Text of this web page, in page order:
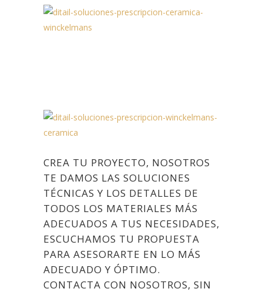
CREA TU PROYECTO, NOSOTROS
TE DAMOS LAS SOLUCIONES
TÉCNICAS Y LOS DETALLES DE
TODOS LOS MATERIALES MÁS
ADECUADOS A TUS NECESIDADES,
ESCUCHAMOS TU PROPUESTA
PARA ASESORARTE EN LO MÁS
ADECUADO Y ÓPTIMO.
CONTACTA CON NOSOTROS, SIN